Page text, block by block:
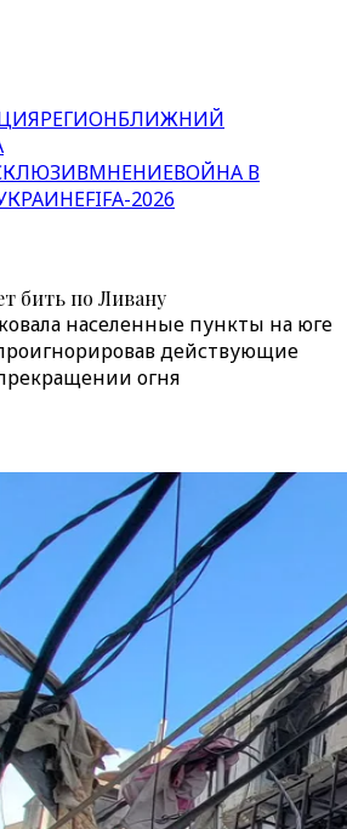
РЕГИОНБЛИЖНИЙ
МНЕНИЕВОЙНА В
FIFA-2026
бить по Ливану
населенные пункты на юге
действующие
огня